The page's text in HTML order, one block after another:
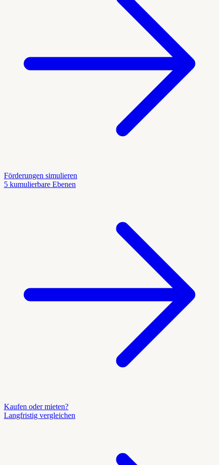
Förderungen simulieren
5 kumulierbare Ebenen
Kaufen oder mieten?
Langfristig vergleichen